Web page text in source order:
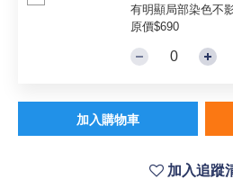
有明顯局部染色不
原價$690
加入購物車
加入追蹤